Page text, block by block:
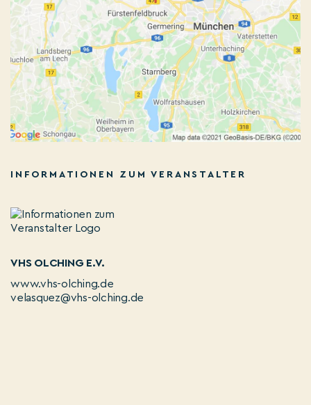
INFORMATIONEN ZUM VERANSTALTER
VHS OLCHING E.V.
www.vhs-olching.de
velasquez@vhs-olching.de